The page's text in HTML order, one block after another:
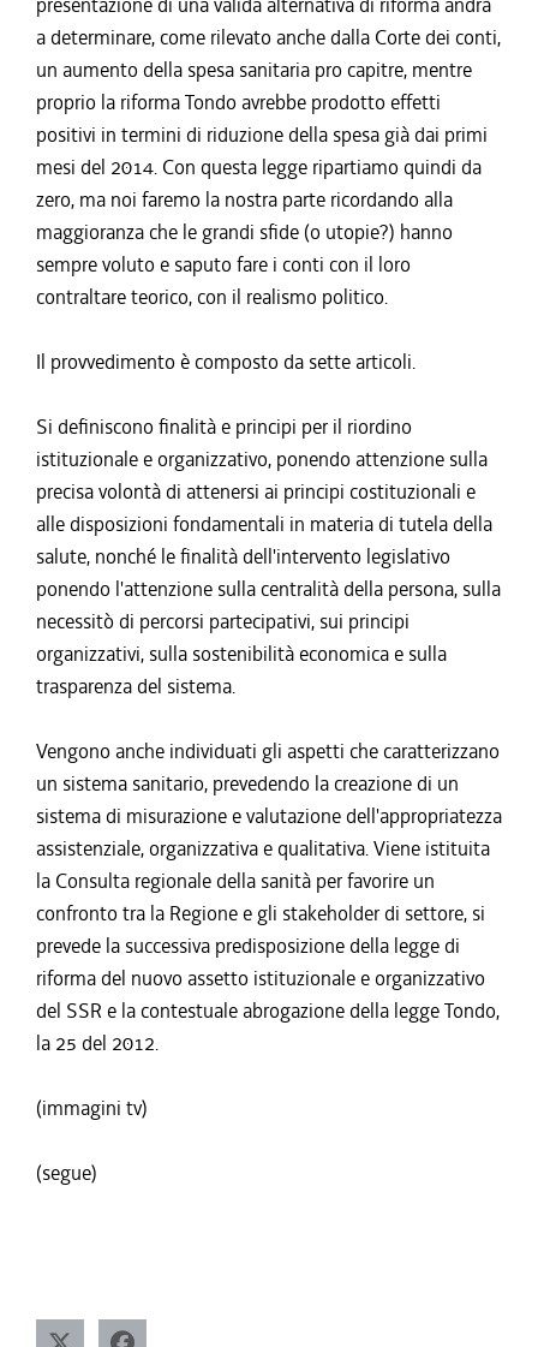
a determinare, come rilevato anche dalla Corte dei conti,
un aumento della spesa sanitaria pro capitre, mentre
proprio la riforma Tondo avrebbe prodotto effetti
positivi in termini di riduzione della spesa già dai primi
mesi del 2014. Con questa legge ripartiamo quindi da
zero, ma noi faremo la nostra parte ricordando alla
maggioranza che le grandi sfide (o utopie?) hanno
sempre voluto e saputo fare i conti con il loro
contraltare teorico, con il realismo politico.
Il provvedimento è composto da sette articoli.
Si definiscono finalità e principi per il riordino
istituzionale e organizzativo, ponendo attenzione sulla
precisa volontà di attenersi ai principi costituzionali e
alle disposizioni fondamentali in materia di tutela della
salute, nonché le finalità dell'intervento legislativo
ponendo l'attenzione sulla centralità della persona, sulla
necessitò di percorsi partecipativi, sui principi
organizzativi, sulla sostenibilità economica e sulla
trasparenza del sistema.
Vengono anche individuati gli aspetti che caratterizzano
un sistema sanitario, prevedendo la creazione di un
sistema di misurazione e valutazione dell'appropriatezza
assistenziale, organizzativa e qualitativa. Viene istituita
la Consulta regionale della sanità per favorire un
confronto tra la Regione e gli stakeholder di settore, si
prevede la successiva predisposizione della legge di
riforma del nuovo assetto istituzionale e organizzativo
del SSR e la contestuale abrogazione della legge Tondo,
la 25 del 2012.
(immagini tv)
(segue)